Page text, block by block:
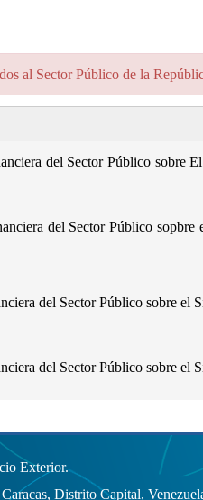
al Sector Público de la
del Sector Público sobre
del Sector Público
del Sector Público sobre el
del Sector Público sobre el
Exterior.
Distrito Capital,